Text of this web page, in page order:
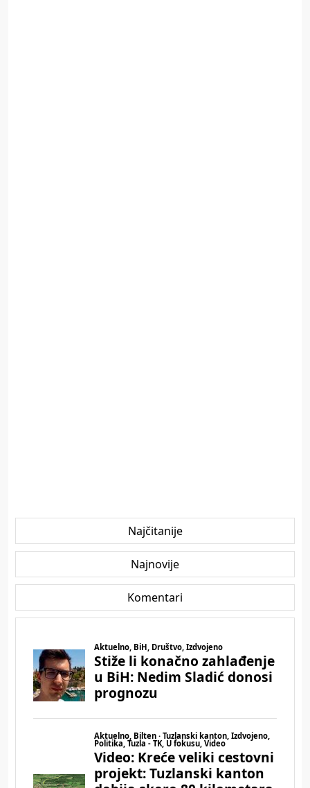
Najčitanije
Najnovije
Komentari